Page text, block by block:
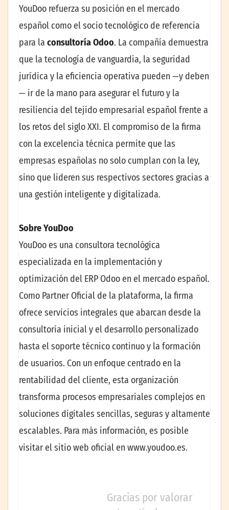
YouDoo refuerza su posición en el mercado
español como el socio tecnológico de referencia
para la consultoría Odoo. La compañía demuestra
que la tecnología de vanguardia, la seguridad
jurídica y la eficiencia operativa pueden —y deben
— ir de la mano para asegurar el futuro y la
resiliencia del tejido empresarial español frente a
los retos del siglo XXI. El compromiso de la firma
con la excelencia técnica permite que las
empresas españolas no solo cumplan con la ley,
sino que lideren sus respectivos sectores gracias a
una gestión inteligente y digitalizada.
Sobre YouDoo
YouDoo es una consultora tecnológica
especializada en la implementación y
optimización del ERP Odoo en el mercado español.
Como Partner Oficial de la plataforma, la firma
ofrece servicios integrales que abarcan desde la
consultoría inicial y el desarrollo personalizado
hasta el soporte técnico continuo y la formación
de usuarios. Con un enfoque centrado en la
rentabilidad del cliente, esta organización
transforma procesos empresariales complejos en
soluciones digitales sencillas, seguras y altamente
escalables. Para más información, es posible
visitar el sitio web oficial en www.youdoo.es.
Gracias por valorar